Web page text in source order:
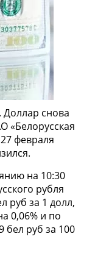
снова
«Белорусская
февраля
на 10:30
рубля
руб за 1 долл,
0,06% и по
бел руб за 100